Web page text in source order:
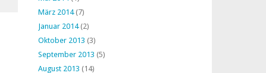
März 2014(7)
Januar 2014(2)
Oktober 2013 (3)
September 2013 (5)
August 2013 (14)